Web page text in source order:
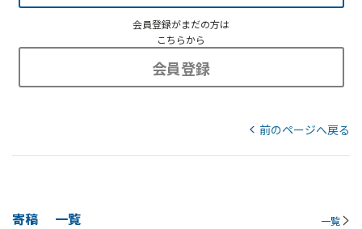
会員登録がまだの方は
こちらから
会員登録
前のページへ戻る
寄稿 一覧 一覧